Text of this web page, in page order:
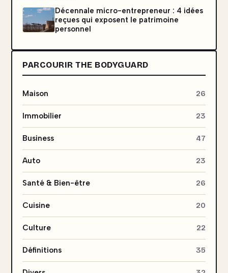
Décennale micro-entrepreneur : 4 idées
reçues qui exposent le patrimoine
personnel
PARCOURIR THE BODYGUARD
Maison 26
Immobilier 23
Business 47
Auto 23
Santé & Bien-être 26
Cuisine 20
Culture 22
Définitions 35